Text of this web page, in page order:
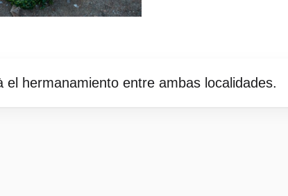
hermanamiento entre ambas localidades.